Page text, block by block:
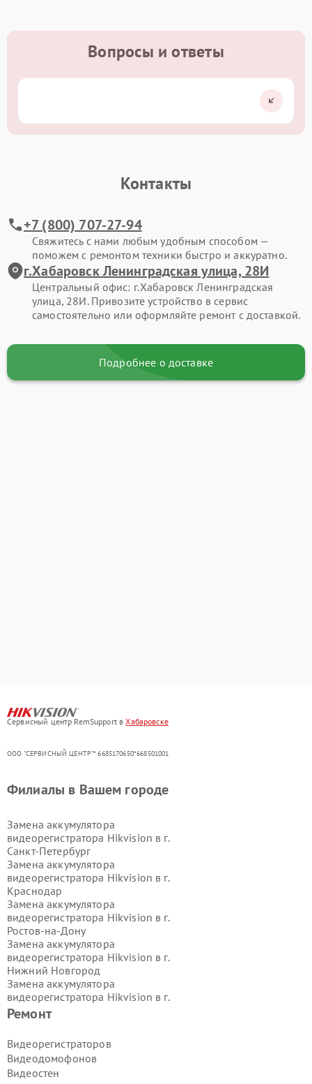
Вопросы и ответы
Контакты
+7 (800) 707-27-94
Свяжитесь с нами любым удобным способом —
поможем с ремонтом техники быстро и аккуратно.
г.Хабаровск Ленинградская улица, 28И
Центральный офис: г.Хабаровск Ленинградская
улица, 28И. Привозите устройство в сервис
самостоятельно или оформляйте ремонт с доставкой.
Подробнее о доставке
Сервисный центр RemSupport вХабаровске
ООО "СЕРВИСНЫЙ ЦЕНТР"* 6685170650*668501001
Ремонт
Видеорегистраторов
Видеодомофонов
Видеостен
Филиалы в Вашем городе
Замена аккумулятора
видеорегистратора Hikvision в г.
Санкт-Петербург
Замена аккумулятора
видеорегистратора Hikvision в г.
Краснодар
Замена аккумулятора
видеорегистратора Hikvision в г.
Ростов-на-Дону
Замена аккумулятора
видеорегистратора Hikvision в г.
Нижний Новгород
Замена аккумулятора
видеорегистратора Hikvision в г.
Новосибирск
видеорегистратора Hikvision в г.
Екатеринбург
Замена аккумулятора
видеорегистратора Hikvision в г.